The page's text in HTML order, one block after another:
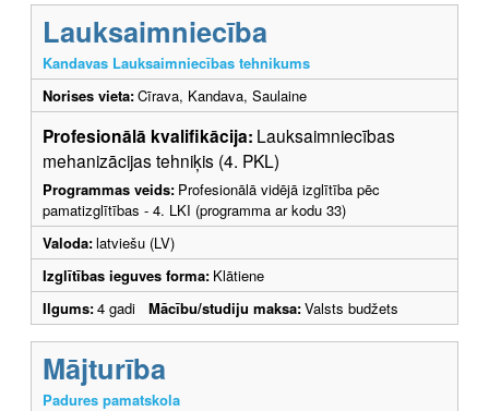
Lauksaimniecība
Kandavas Lauksaimniecības tehnikums
Norises vieta:Cīrava, Kandava, Saulaine
Profesionālā kvalifikācija: Lauksaimniecības
mehanizācijas tehniķis (4. PKL)
Programmas veids: Profesionālā vidējā izglītība pēc
pamatizglītības - 4. LKI (programma ar kodu 33)
Valoda:latviešu (LV)
Izglītības ieguves forma: Klātiene
Ilgums:4 gadi Mācību/studiju maksa:Valsts budžets
Mājturība
Padures pamatskola